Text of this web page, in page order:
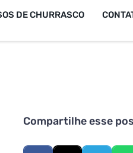
DE CHURRASCO
Compartilhe esse